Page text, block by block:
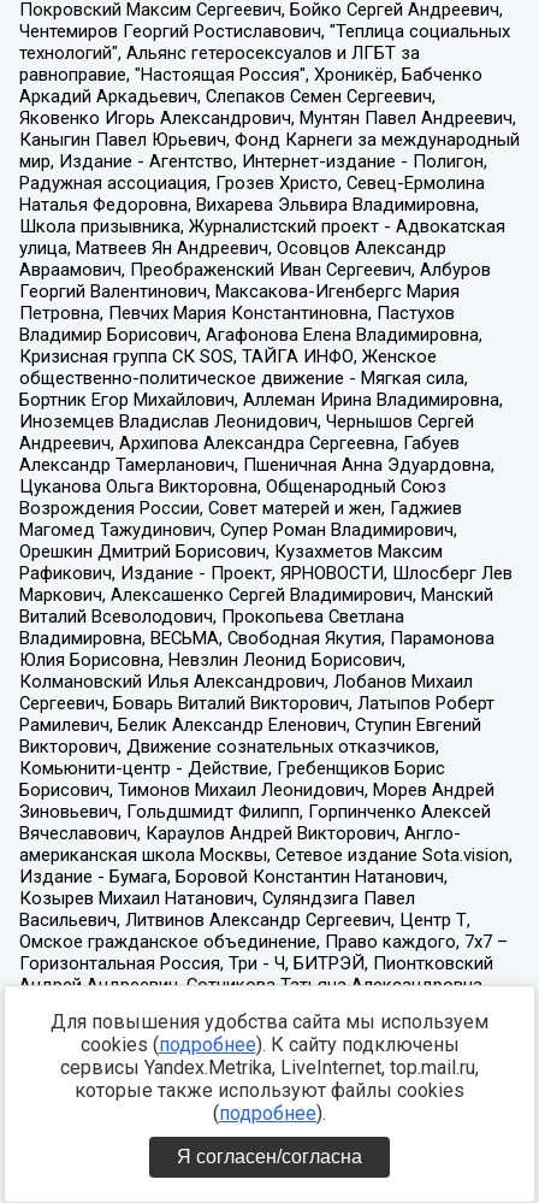
Для повышения удобства сайта мы используем
cookies (подробнее). К сайту подключены
сервисы Yandex.Metrika, LiveInternet, top.mail.ru,
которые также используют файлы cookies
(подробнее).
Я согласен/согласна